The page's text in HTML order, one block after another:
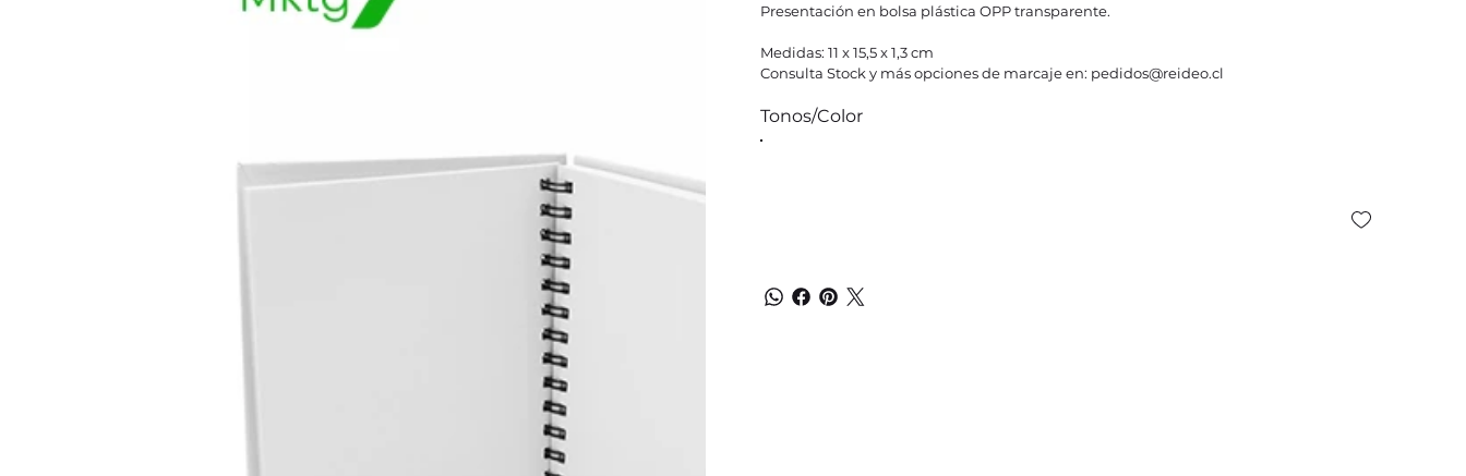
Presentación en bolsa plástica OPP transparente.
Medidas: 11 x 15,5 x 1,3 cm
Consulta Stock y más opciones de marcaje en: pedidos@reideo.cl
Tonos/Color